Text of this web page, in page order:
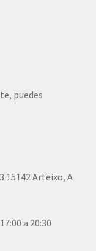
puedes
15142 Arteixo, A
a 20:30